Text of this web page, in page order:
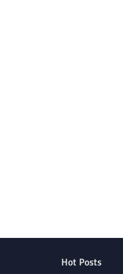
Hot Posts